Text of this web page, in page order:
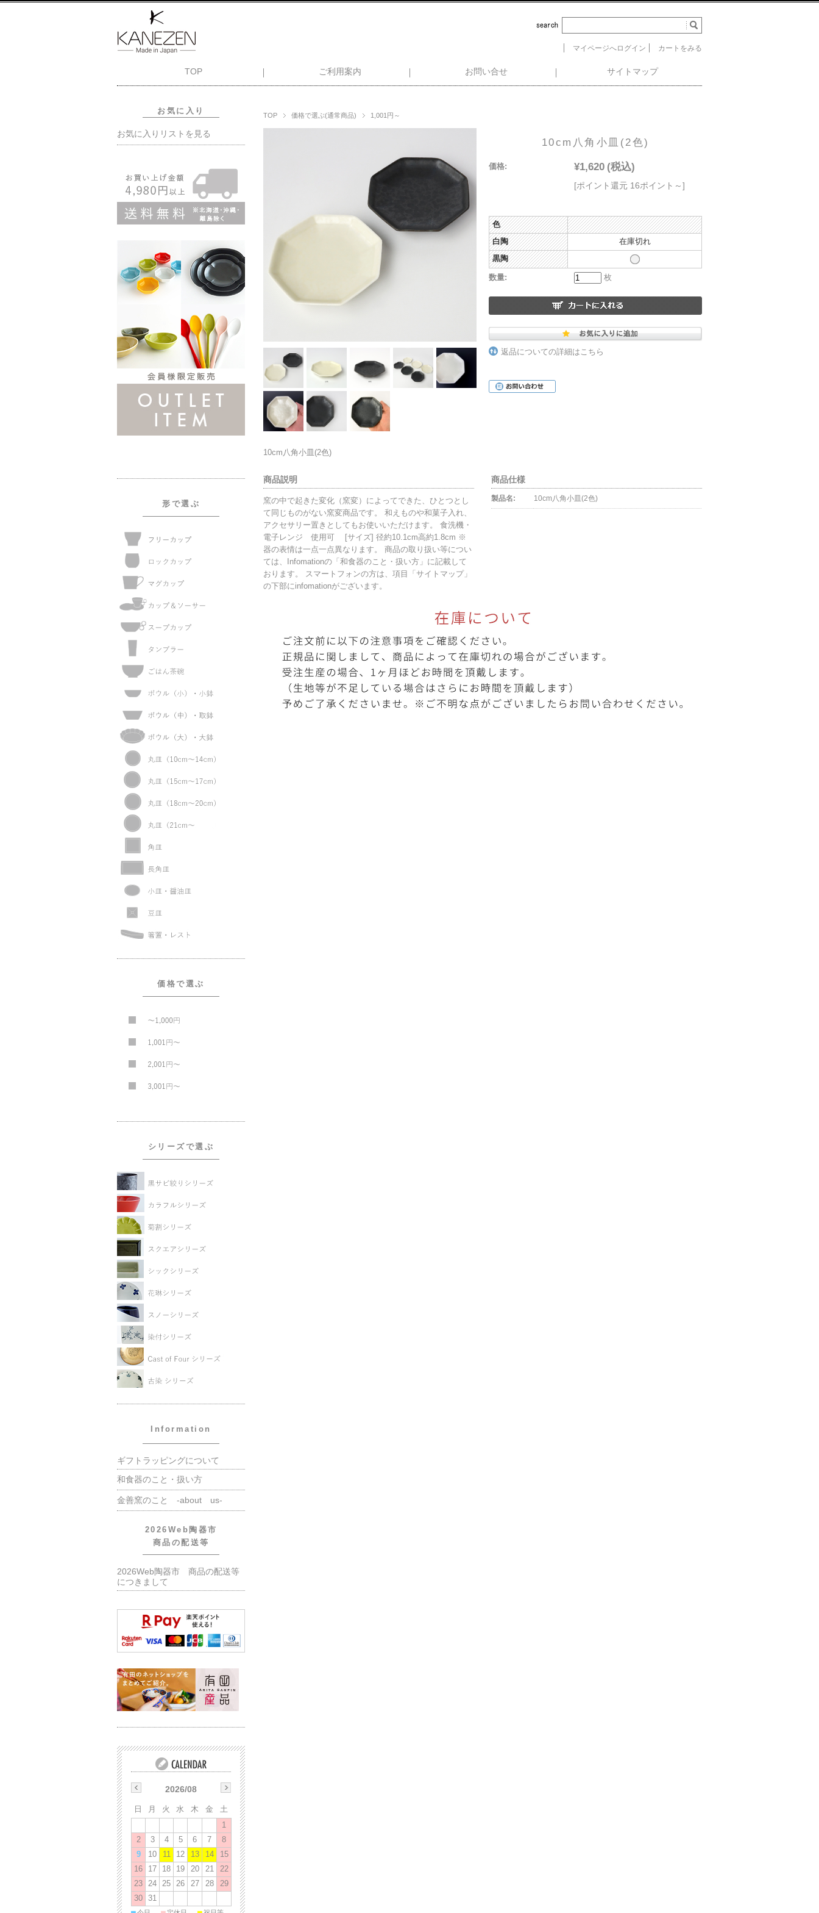
マイページへログイン カートをみる
TOP ご利用案内 お問い合せ サイトマップ
TOP 価格で選ぶ(通常商品) 1,001円～
10cm八角小皿(2色)
価格: ¥1,620 (税込)
[ポイント還元 16ポイント～]
色
白陶
在庫切れ
黒陶
数量: 枚
返品についての詳細はこちら
10cm八角小皿(2色)
商品説明
窯の中で起きた変化（窯変）によってできた、ひとつとし
て同じものがない窯変商品です。 和えものや和菓子入れ、
アクセサリー置きとしてもお使いいただけます。 食洗機・
電子レンジ 使用可 [サイズ] 径約10.1cm高約1.8cm ※
器の表情は一点一点異なります。 商品の取り扱い等につい
ては、Infomationの「和食器のこと・扱い方」に記載して
おります。 スマートフォンの方は、項目「サイトマップ」
の下部にinfomationがございます。
商品仕様
製品名: 10cm八角小皿(2色)
お気に入り
お気に入りリストを見る
形で選ぶ
価格で選ぶ
シリーズで選ぶ
Information
ギフトラッピングについて
和食器のこと・扱い方
金善窯のこと -about us-
2026Web陶器市
商品の配送等
2026Web陶器市 商品の配送等
につきまして
2026/08
日 月 火 水 木 金
土
1
2
3 4 5 6 7
8
9
10 11 12 13 14
15
16
17 18 19 20 21
22
23
24 25 26 27 28
29
30
31